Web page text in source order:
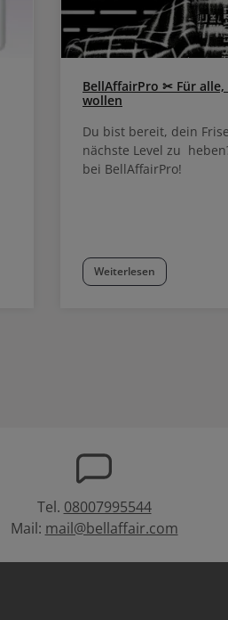
BellAffairPro ✂ Für
wollen
Du bist bereit, dein
nächste Level zu
bei BellAffairPro!
Weiterlesen
Tel. 08007995544
Mail: mail@bellaffair.com